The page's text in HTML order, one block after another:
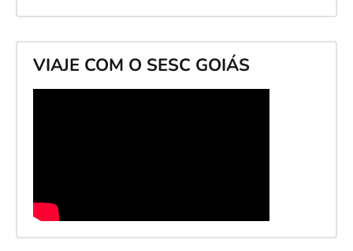
VIAJE COM O SESC GOIÁS